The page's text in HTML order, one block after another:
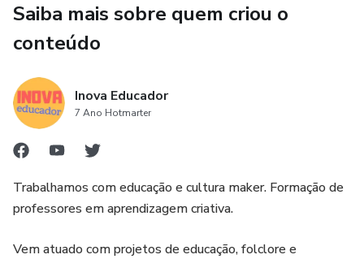
Saiba mais sobre quem criou o
conteúdo
Inova Educador
7 Ano Hotmarter
Trabalhamos com educação e cultura maker. Formação de
professores em aprendizagem criativa.
Vem atuado com projetos de educação, folclore e